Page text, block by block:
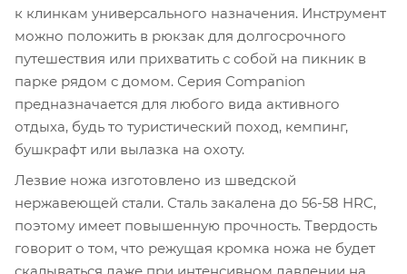
к клинкам универсального назначения. Инструмент
можно положить в рюкзак для долгосрочного
путешествия или прихватить с собой на пикник в
парке рядом с домом. Серия Companion
предназначается для любого вида активного
отдыха, будь то туристический поход, кемпинг,
бушкрафт или вылазка на охоту.
Лезвие ножа изготовлено из шведской
нержавеющей стали. Сталь закалена до 56-58 HRC,
поэтому имеет повышенную прочность. Твердость
говорит о том, что режущая кромка ножа не будет